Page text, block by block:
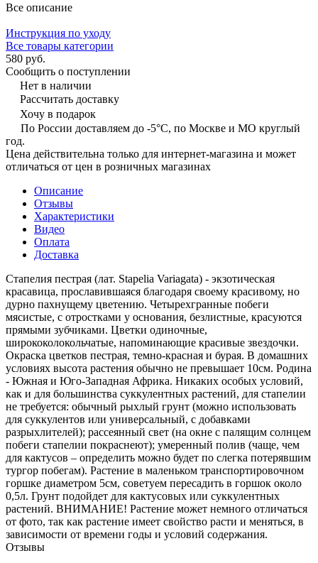
Все описание
Инструкция по уходу
Все товары категории
580 руб.
Сообщить о поступлении
Нет в наличии
Рассчитать доставку
Хочу в подарок
По России доставляем до -5°C, по Москве и МО круглый
год.
Цена действительна только для интернет-магазина и может
отличаться от цен в розничных магазинах
Описание
Отзывы
Характеристики
Видео
Оплата
Доставка
Стапелия пестрая (лат. Stapelia Variagata) - экзотическая
красавица, прославившаяся благодаря своему красивому, но
дурно пахнущему цветению. Четырехгранные побеги
мясистые, с отростками у основания, безлистные, красуются
прямыми зубчиками. Цветки одиночные,
ширококолокольчатые, напоминающие красивые звездочки.
Окраска цветков пестрая, темно-красная и бурая. В домашних
условиях высота растения обычно не превышает 10см. Родина
- Южная и Юго-Западная Африка. Никаких особых условий,
как и для большинства суккулентных растений, для стапелии
не требуется: обычный рыхлый грунт (можно использовать
для суккулентов или универсальный, с добавками
разрыхлителей); рассеянный свет (на окне с палящим солнцем
побеги стапелии покраснеют); умеренный полив (чаще, чем
для кактусов – определить можно будет по слегка потерявшим
тургор побегам). Растение в маленьком транспортировочном
горшке диаметром 5см, советуем пересадить в горшок около
0,5л. Грунт подойдет для кактусовых или суккулентных
растений. ВНИМАНИЕ! Растение может немного отличаться
от фото, так как растение имеет свойство расти и меняться, в
зависимости от времени годы и условий содержания.
Отзывы